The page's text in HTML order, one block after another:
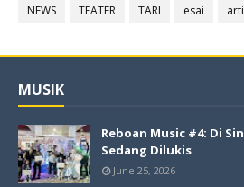
NEWS
TEATER TARI esai
MUSIK
Reboan Music #4: Di
Sedang Dilukis
June 25, 2026